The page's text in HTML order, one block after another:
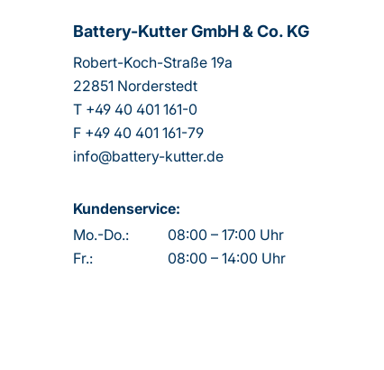
Battery-Kutter GmbH & Co. KG
Robert-Koch-Straße 19a
22851 Norderstedt
T +49 40 401 161-0
F +49 40 401 161-79
info@battery-kutter.de
Kundenservice:
Mo.-Do.:
08:00 – 17:00 Uhr
Fr.:
08:00 – 14:00 Uhr